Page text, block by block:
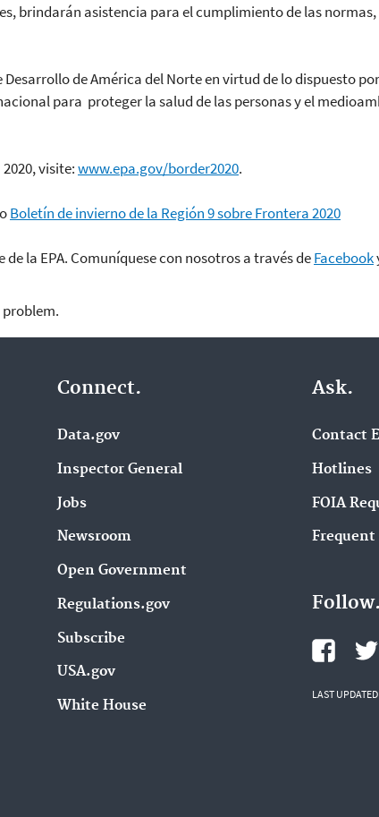
brindarán asistencia para el cumplimiento de las
de América del Norte en virtud de lo dispuesto
para proteger la salud de las personas y el
visite:www.epa.gov/border2020.
Boletín de invierno de la Región 9 sobre Frontera 2020
la EPA. Comuníquese con nosotros a través deFacebook
Connect.
Data.gov
Inspector General
Jobs
Newsroom
Open Government
Regulations.gov
Subscribe
USA.gov
White House
Ask.
Contact
Hotlines
FOIA
Frequent
Follow.
LAST